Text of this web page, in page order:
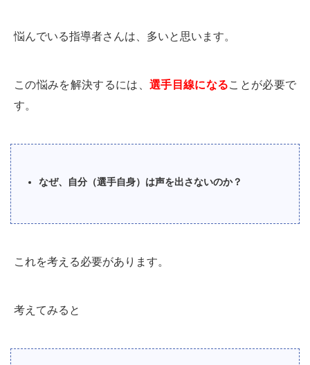
悩んでいる指導者さんは、多いと思います。
この悩みを解決するには、 選手目線になることが必要で
す。
なぜ、自分（選手自身）は声を出さないのか？
これを考える必要があります。
考えてみると